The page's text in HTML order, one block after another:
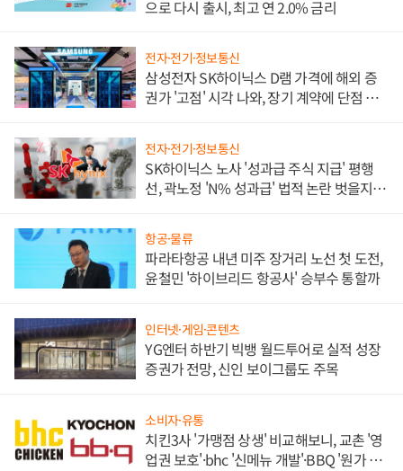
으로 다시 출시, 최고 연 2.0% 금리
전자·전기·정보통신
삼성전자 SK하이닉스 D램 가격에 해외 증
권가 '고점' 시각 나와, 장기 계약에 단점 부
전자·전기·정보통신
SK하이닉스 노사 '성과급 주식 지급' 평행
선, 곽노정 'N% 성과급' 법적 논란 벗을지 주
항공·물류
파라타항공 내년 미주 장거리 노선 첫 도전,
윤철민 '하이브리드 항공사' 승부수 통할까
인터넷·게임·콘텐츠
YG엔터 하반기 빅뱅 월드투어로 실적 성장
증권가 전망, 신인 보이그룹도 주목
소비자·유통
치킨3사 '가맹점 상생' 비교해보니, 교촌 '영
업권 보호'·bhc '신메뉴 개발'·BBQ '원가 부